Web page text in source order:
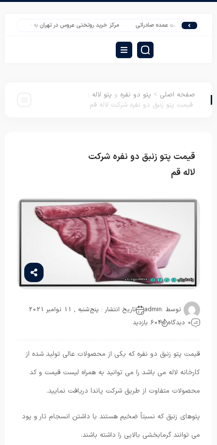
قیمت عمده صادراتی مرکز خرید روتختی عروس در تهران به صورت عمده
صفحه اصلی > پتو دو نفره و پتو لاله :
قیمت پتو زنبق دو نفره شرکت لاله قم
قیمت پتو زنبق دو نفره شرکت
لاله قم
توسط :admin
تاریخ انتشار : پنج‌شنبه , 11 نوامبر 2021
0 دیدگاه
604 بازدید
قیمت پتو زنبق دو نفره که یکی از محصولات عالی تولید شده از
کارخانه لاله می باشد را می توانید به همراه لیست قیمت و کد
محصولات متفاوت از طریق شرکت پاندا دریافت نمایید.
پتوهای زنبق که نسبتاً ضخیم هستند با داشتن انسجام تار و پود
می ‌توانند گرمابخشی بالایی را داشته باشند.